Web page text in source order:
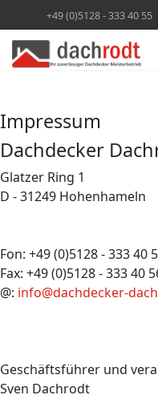
+49 (0)5128 - 333 40 55
Impressum
Dachdecker
Glatzer Ring 1
D - 31249 Hohenhameln
Fon: +49 (0)5128 - 333 40
Fax: +49 (0)5128 - 333 40
@: info@dachdecker-
Geschäftsführer und
Sven Dachrodt